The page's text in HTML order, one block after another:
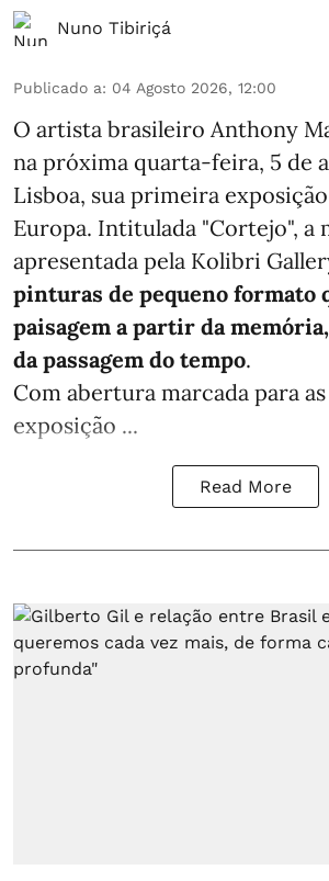
Nuno Tibiriçá
Publicado a: 04 Agosto 2026, 12:00
O artista brasileiro Anthony
na próxima quarta-feira, 5 de
Lisboa, sua primeira
Europa. Intitulada "Cortejo", a
apresentada pela Kolibri
pinturas de pequeno formato
paisagem a partir da
da passagem do tempo.
Com abertura marcada para as
exposição ...
Read More